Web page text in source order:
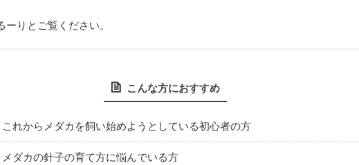
ーりとご覧ください。
こんな方におすすめ
これからメダカを飼い始めようとしている初心者の方
メダカの針子の育て方に悩んでいる方